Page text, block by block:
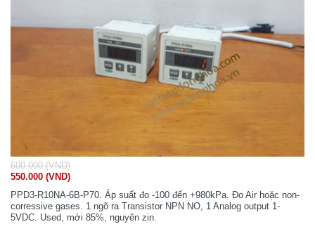
600.000 (VND)
550.000 (VND)
PPD3-R10NA-6B-P70. Áp suất đo -100 đến +980kPa. Đo Air hoặc non-
corressive gases. 1 ngõ ra Transistor NPN NO, 1 Analog output 1-
5VDC. Used, mới 85%, nguyên zin.